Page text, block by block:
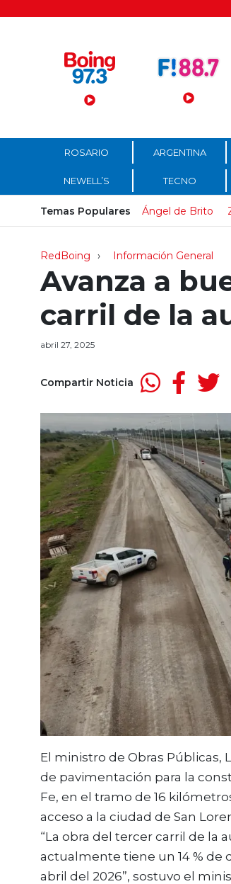
Menú Principal
ROSARIO ARGENTINA
NEWELL’S TECNO
Temas Populares Ángel de Brito
RedBoing Información General
Avanza a
carril de la
abril 27, 2025
Compartir Noticia
El ministro de Obras Públicas,
de pavimentación para la
Fe, en el tramo de 16
acceso a la ciudad de San
“La obra del tercer carril de la
actualmente tiene un 14 % de
abril del 2026”, sostuvo el